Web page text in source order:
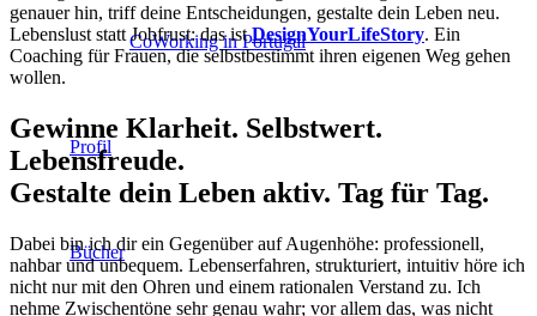
CoWorking in Portugal
Profil
Bücher
genauer hin, triff deine Entscheidungen, gestalte dein Leben neu.
Lebenslust statt Jobfrust: das istDesignYourLifeStory. Ein
Coaching für Frauen, die selbstbestimmt ihren eigenen Weg gehen
wollen.
Gewinne Klarheit. Selbstwert.
Lebensfreude.
Gestalte dein Leben aktiv. Tag für Tag.
Dabei bin ich dir ein Gegenüber auf Augenhöhe: professionell,
nahbar und unbequem. Lebenserfahren, strukturiert, intuitiv höre ich
nicht nur mit den Ohren und einem rationalen Verstand zu. Ich
nehme Zwischentöne sehr genau wahr; vor allem das, was nicht